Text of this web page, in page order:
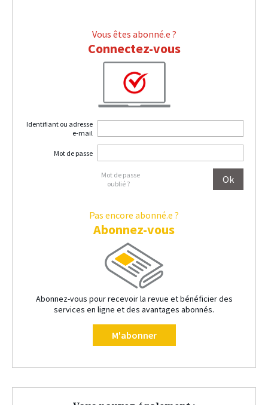
Vous êtes abonné.e ?
Connectez-vous
Identifiant ou adresse
e-mail
Mot de passe
Mot de passe
oublié ?
Pas encore abonné.e ?
Abonnez-vous
Abonnez-vous pour recevoir la revue et bénéficier des
services en ligne et des avantages abonnés.
M'abonner